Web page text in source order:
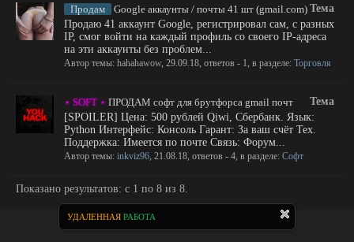
УДАЛЕННАЯ РАБОТА
Тема
Продам
Google аккаунты / почты 41 шт (gmail.com)
Продаю 41 аккаунт Google, регистрировал сам, с разных
IP, смог войти на каждый профиль со своего IP-адреса
на эти аккаунты без проблем...
Автор темы: hahahawow, 29.09.18, ответов - 1, в разделе: Торговля
Тема
⋆ SOFT ⋆ ПРОДАМ софт для брутфорса gmail почт
[SPOILER] Цена: 500 рублей Qiwi, Сбербанк. Язык:
Python Интерфейс: Консоль Гарант: За ваш счёт Тех.
Поддержка: Имеется по почте Связь: Форум...
Автор темы: inkviz96, 21.08.18, ответов - 4, в разделе: Софт
Показано результатов: с 1 по 8 из 8.